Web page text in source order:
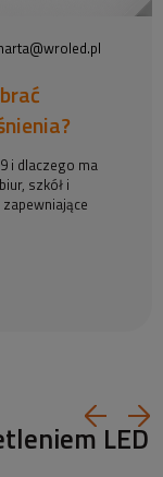
i dlaczego ma
szkół i
LED